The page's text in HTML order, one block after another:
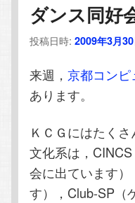
コ
ン
テ
ツ
へ
ン
テ
ン
へ
移
ダンス同好
投稿日時:2009年3月
来週，京都コン
あります。
ＫＣＧにはたく
文化系は，
会に出ています
す），Club-SP（